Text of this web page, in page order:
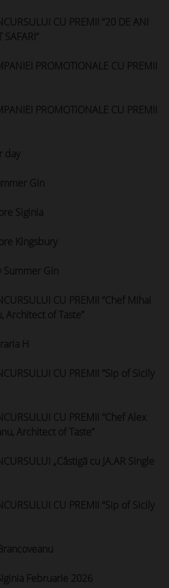
CU PREMII “20 DE ANI
PROMOTIONALE CU PREMII
PROMOTIONALE CU PREMII
day
Gin
Siginia
Kingsbury
Summer Gin
CU PREMII “Chef Mihai
Architect of Taste”
H
CU PREMII “Sip of Sicily
CU PREMII “Chef Alex
Architect of Taste”
„Câstigã cu JA.AR Single
CU PREMII “Sip of Sicily
Februarie 2026